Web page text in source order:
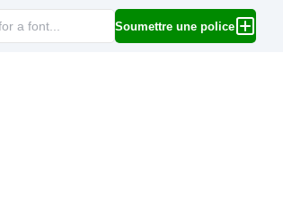
Soumettre une police